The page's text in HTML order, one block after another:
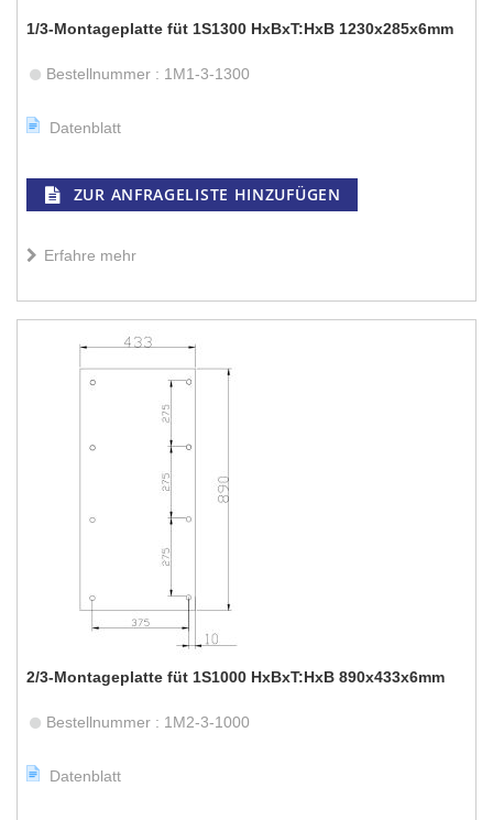
1/3-Montageplatte füt 1S1300 HxBxT:HxB 1230x285x6mm
Bestellnummer : 1M1-3-1300
Datenblatt
ZUR ANFRAGELISTE HINZUFÜGEN
Erfahre mehr
2/3-Montageplatte füt 1S1000 HxBxT:HxB 890x433x6mm
Bestellnummer : 1M2-3-1000
Datenblatt